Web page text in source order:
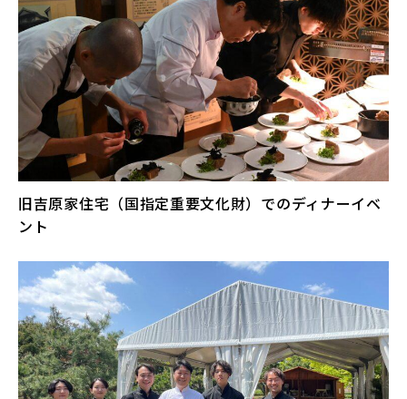
旧吉原家住宅（国指定重要文化財）でのディナーイベ
ント